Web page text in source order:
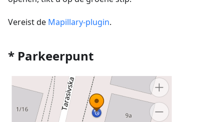
Vereist de Mapillary-plugin.
* Parkeerpunt